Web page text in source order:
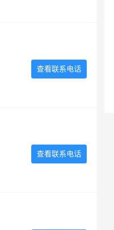
查看联系电话
查看联系电话